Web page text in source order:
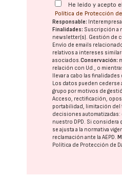
He leído y acepto
Política de Protección
Responsable:
Finalidades: Suscripción a
newsletter(s). Gestión de
Envío de emails
relativos a intereses
asociados.Conservación:
relación con Ud., o
llevar a cabo las
Los datos pueden cederse
grupo por motivos de
Acceso, rectificación,
portabilidad, limitación del
decisiones automatizadas:
nuestro DPD . Si considera
se ajusta a la normativa
reclamación ante laAEPD .
Política de Protección de